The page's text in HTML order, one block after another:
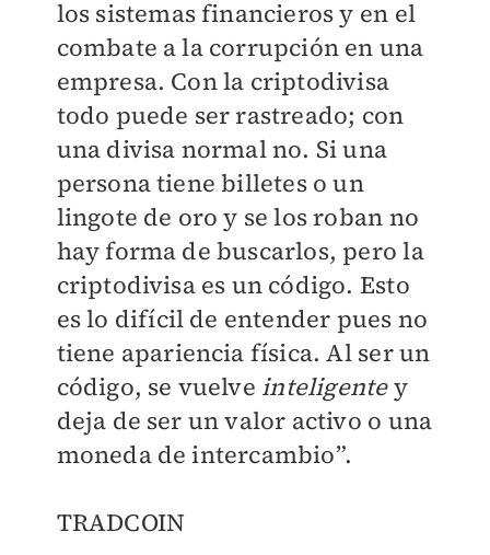
los sistemas financieros y en el
combate a la corrupción en una
empresa. Con la criptodivisa
todo puede ser rastreado; con
una divisa normal no. Si una
persona tiene billetes o un
lingote de oro y se los roban no
hay forma de buscarlos, pero la
criptodivisa es un código. Esto
es lo difícil de entender pues no
tiene apariencia física. Al ser un
código, se vuelve inteligentey
deja de ser un valor activo o una
moneda de intercambio”.
TRADCOIN